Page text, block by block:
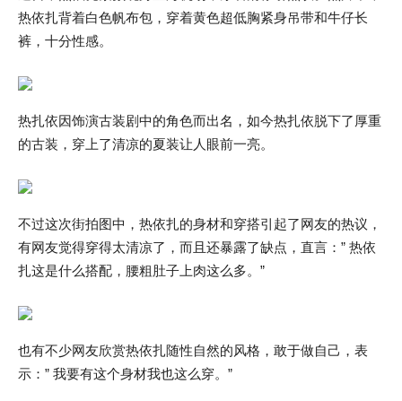
热依扎背着白色帆布包，穿着黄色超低胸紧身吊带和牛仔长
裤，十分性感。
热扎依因饰演古装剧中的角色而出名，如今热扎依脱下了厚重
的古装，穿上了清凉的夏装让人眼前一亮。
不过这次街拍图中，热依扎的身材和穿搭引起了网友的热议，
有网友觉得穿得太清凉了，而且还暴露了缺点，直言：” 热依
扎这是什么搭配，腰粗肚子上肉这么多。”
也有不少网友欣赏热依扎随性自然的风格，敢于做自己，表
示：” 我要有这个身材我也这么穿。”